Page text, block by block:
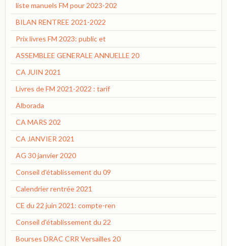
liste manuels FM pour 2023-202
BILAN RENTREE 2021-2022
Prix livres FM 2023: public et
ASSEMBLEE GENERALE ANNUELLE 20
CA JUIN 2021
Livres de FM 2021-2022 : tarif
Alborada
CA MARS 202
CA JANVIER 2021
AG 30 janvier 2020
Conseil d'établissement du 09
Calendrier rentrée 2021
CE du 22 juin 2021: compte-ren
Conseil d'établissement du 22
Bourses DRAC CRR Versailles 20